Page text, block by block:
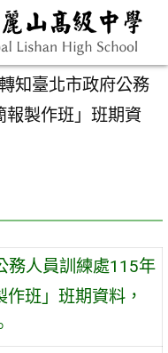
知臺北市政府公務
報製作班」班期資
務人員訓練處115年
班」班期資料，